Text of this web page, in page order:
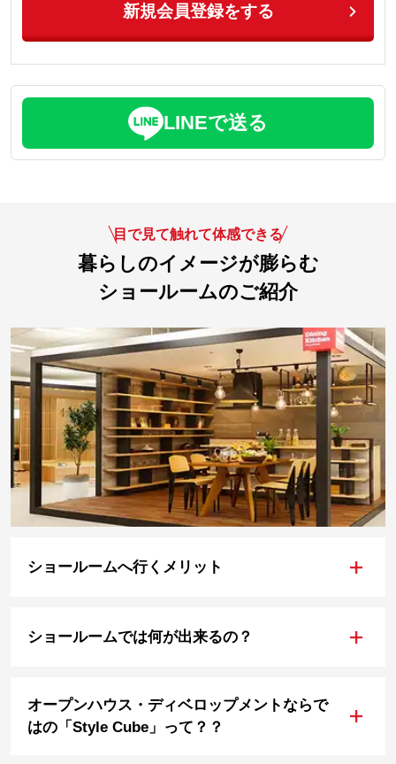
新規会員登録をする
LINEで送る
目で見て触れて体感できる
暮らしのイメージが膨らむ
ショールームのご紹介
ショールームへ行くメリット +
ショールームでは何が出来るの？ +
オープンハウス・ディベロップメントならで
はの「Style Cube」って？？
+